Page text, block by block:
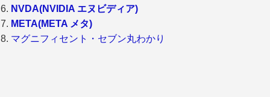
NVDA(NVIDIA エヌビディア)
META(META メタ)
マグニフィセント・セブン丸わかり